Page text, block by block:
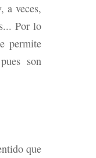
a veces,
Por lo
permite
son
que